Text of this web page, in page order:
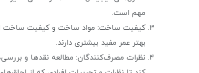
مهم است.
کیفیت ساخت: مواد ساخت و کیفیت ساخت
بهتر عمر مفید بیشتری دارند.
نظرات مصرف‌کنندگان: مطالعه نقدها و